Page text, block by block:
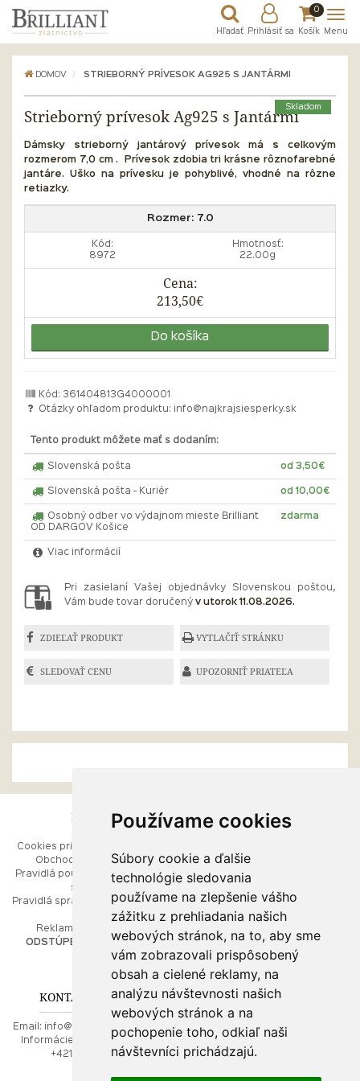
Používame cookies
Súbory cookie a ďalšie
technológie sledovania
používame na zlepšenie vášho
zážitku z prehliadania našich
webových stránok, na to, aby sme
vám zobrazovali prispôsobený
obsah a cielené reklamy, na
analýzu návštevnosti našich
webových stránok a na
pochopenie toho, odkiaľ naši
návštevníci prichádzajú.
Hľadať Prihlásiť sa
0
Košík Menu
DOMOV STRIEBORNÝ PRÍVESOK AG925 S JANTÁRMI
Skladom
Strieborný prívesok Ag925 s Jantármi
Dámsky strieborný jantárový prívesok má s celkovým
rozmerom 7,0 cm . Prívesok zdobia tri krásne rôznofarebné
jantáre. Uško na prívesku je pohyblivé, vhodné na rôzne
retiazky.
Rozmer: 7.0
Kód:
8972
Hmotnosť:
22.00g
Cena:
213,50€
Do košíka
Kód: 361404813G4000001
Otázky ohľadom produktu:
info@najkrajsiesperky.sk
Tento produkt môžete mať s dodaním:
Slovenská pošta od 3,50€
Slovenská pošta - Kuriér od 10,00€
Osobný odber vo výdajnom mieste Brilliant
OD DARGOV Košice
zdarma
Viac informácií
Pri zasielaní Vašej objednávky Slovenskou poštou,
Vám bude tovar doručený v utorok 11.08.2026.
ZDIEĽAŤ PRODUKT VYTLAČIŤ STRÁNKU
SLEDOVAŤ CENU UPOZORNIŤ PRIATEĽA
ESHOP
Cookies pri prezeraní stránok
Obchodné podmienky
Pravidlá používania webových
stránok
Pravidlá spracúvania osobných
Reklamačný poriadok
ODSTÚPENIE OD ZMLUVY
RÝCHLE MENU
Ako balíme Vaše šperky
Kontaktujte nás
PORADŇA
Ako nakupovať
O drahých kovoch
Doprava a poštovné
KONTAKT NA NÁS
Email:
info@najkrajsiesperky.sk
Informácie:
+421917 881556,
+421556224323